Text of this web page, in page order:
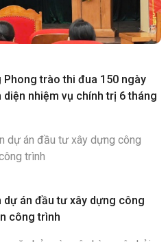
Phong trào thi đua 150 ngày
nhiệm vụ chính trị 6 tháng
án đầu tư xây dựng công
công trình